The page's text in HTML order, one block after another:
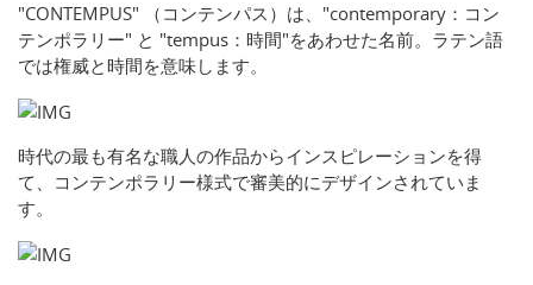
"CONTEMPUS" （コンテンパス）は、"contemporary：コン
テンポラリー" と "tempus：時間"をあわせた名前。ラテン語
では権威と時間を意味します。
時代の最も有名な職人の作品からインスピレーションを得
て、コンテンポラリー様式で審美的にデザインされていま
す。